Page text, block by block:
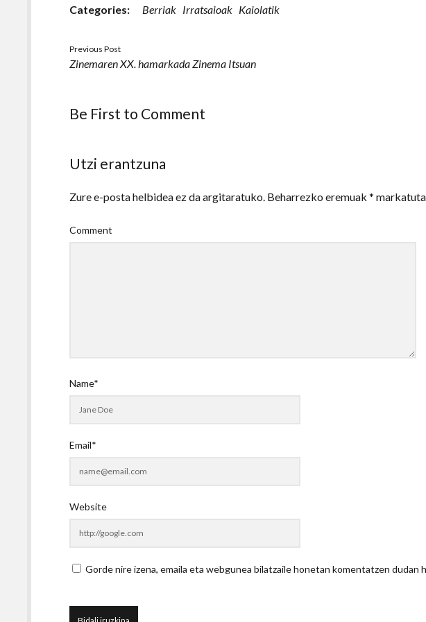
Categories: Berriak Irratsaioak Kaiolatik
Previous Post
Zinemaren XX. hamarkada Zinema Itsuan
Be First to Comment
Utzi erantzuna
Zure e-posta helbidea ez da argitaratuko. Beharrezko eremuak*
Comment
Name*
Email*
Website
Gorde nire izena, emaila eta webgunea bilatzaile honetan komentatzen dudan